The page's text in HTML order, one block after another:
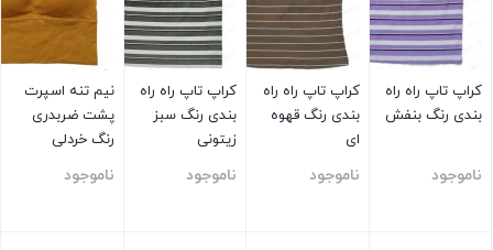
کراپ تاپ راه راه
بندی رنگ بنفش
ناموجود
کراپ تاپ راه راه
بندی رنگ قهوه
ای
ناموجود
کراپ تاپ راه راه
بندی رنگ سبز
زیتونی
ناموجود
نیم تنه اسپرت
پشت ضربدری
رنگ خردلی
ناموجود